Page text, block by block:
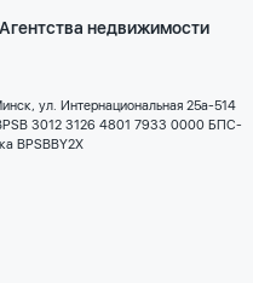
Агентства недвижимости
ул. Интернациональная 25а-514
3012 3126 4801 7933 0000 БПС-
BPSBBY2X